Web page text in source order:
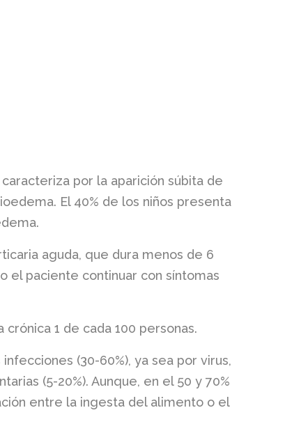
por la aparición súbita de
El 40% de los niños presenta
aguda, que dura menos de 6
el paciente continuar con síntomas
1 de cada 100 personas.
(30-60%), ya sea por virus,
(5-20%). Aunque, en el 50 y 70%
entre la ingesta del alimento o el